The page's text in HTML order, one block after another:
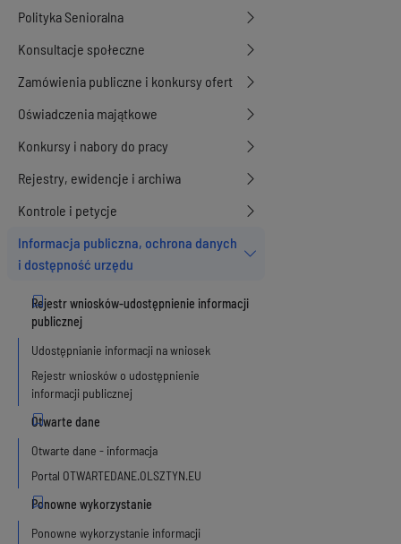
Polityka Senioralna
Konsultacje społeczne
Zamówienia publiczne i konkursy ofert
Oświadczenia majątkowe
Konkursy i nabory do pracy
Rejestry, ewidencje i archiwa
Kontrole i petycje
Informacja publiczna, ochrona danych
i dostępność urzędu
Udostępnianie informacji na wniosek
Rejestr wniosków o udostępnienie
informacji publicznej
Otwarte dane - informacja
Portal OTWARTEDANE.OLSZTYN.EU
Ponowne wykorzystanie informacji